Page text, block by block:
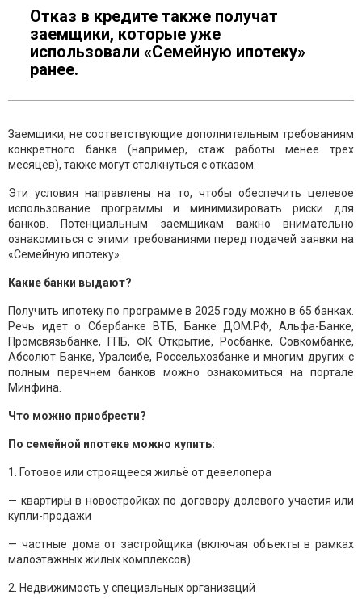
Отказ в кредите также получат
заемщики, которые уже
использовали «Семейную ипотеку»
ранее.
Заемщики, не соответствующие дополнительным требованиям
конкретного банка (например, стаж работы менее трех
месяцев), также могут столкнуться с отказом.
Эти условия направлены на то, чтобы обеспечить целевое
использование программы и минимизировать риски для
банков. Потенциальным заемщикам важно внимательно
ознакомиться с этими требованиями перед подачей заявки на
«Семейную ипотеку».
Какие банки выдают?
Получить ипотеку по программе в 2025 году можно в 65 банках.
Речь идет о Сбербанке ВТБ, Банке ДОМ.РФ, Альфа-Банке,
Промсвязьбанке, ГПБ, ФК Открытие, Росбанке, Совкомбанке,
Абсолют Банке, Уралсибе, Россельхозбанке и многим других с
полным перечнем банков можно ознакомиться на портале
Минфина.
Что можно приобрести?
По семейной ипотеке можно купить:
1. Готовое или строящееся жильё от девелопера
— квартиры в новостройках по договору долевого участия или
купли-продажи
— частные дома от застройщика (включая объекты в рамках
малоэтажных жилых комплексов).
2. Недвижимость у специальных организаций